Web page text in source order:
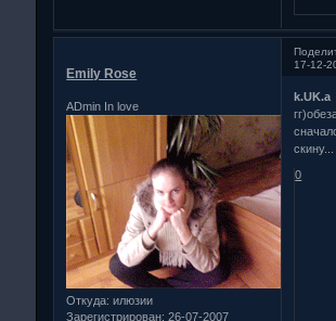
17-12-
Emily Rose
ADmin In love
Откуда: илюзии
Зарегистрирован: 26-07-2007
k.UK.a
скину...
0